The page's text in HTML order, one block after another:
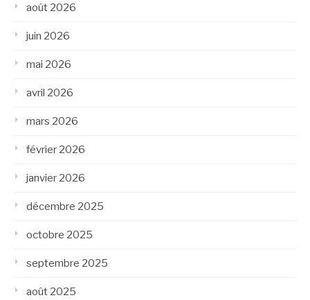
août 2026
juin 2026
mai 2026
avril 2026
mars 2026
février 2026
janvier 2026
décembre 2025
octobre 2025
septembre 2025
août 2025